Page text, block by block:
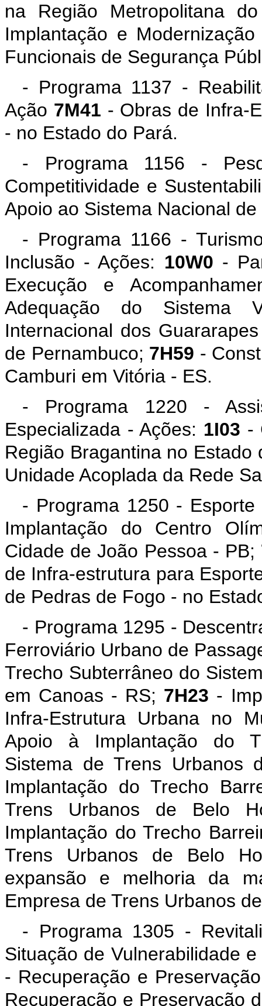
na Região Metropolitana
Implantação e
Funcionais de Segurança
- Programa 1137 -
Ação 7M41 - Obras de Infra-
- no Estado do Pará.
- Programa 1156 -
Competitividade e
Apoio ao Sistema Nacional
- Programa 1166 -
Inclusão - Ações: 10W0 -
Execução e
Adequação do Sistema
Internacional dos
de Pernambuco; 7H59 -
Camburi em Vitória - ES.
- Programa 1220 -
Especializada - Ações: 1I03 -
Região Bragantina no
Unidade Acoplada da Rede
- Programa 1250 -
Implantação do Centro
Cidade de João Pessoa - PB;
de Infra-estrutura para
de Pedras de Fogo - no
- Programa 1295 -
Ferroviário Urbano de
Trecho Subterrâneo do
em Canoas - RS; 7H23 -
Infra-Estrutura Urbana no
Apoio à Implantação do
Sistema de Trens
Implantação do Trecho
Trens Urbanos de Belo
Implantação do Trecho
Trens Urbanos de Belo
expansão e melhoria da
Empresa de Trens Urbanos
- Programa 1305 -
Situação de Vulnerabilidade
- Recuperação e
Recuperação e Preservação